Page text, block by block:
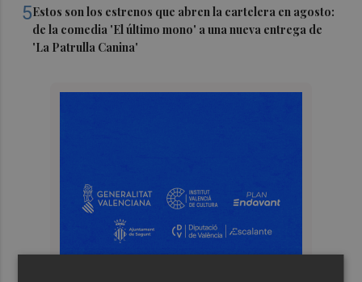
5Estos son los estrenos que abren la cartelera en agosto:
de la comedia 'El último mono' a una nueva entrega de
'La Patrulla Canina'